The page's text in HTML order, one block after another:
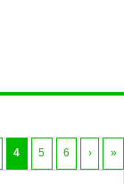
4 5 6 › »